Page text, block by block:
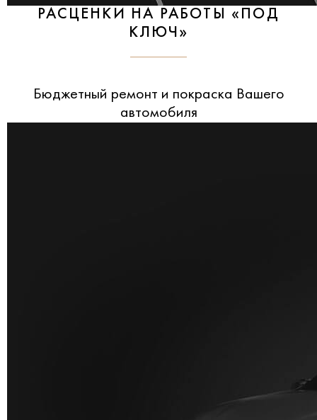
РАСЦЕНКИ НА РАБОТЫ «ПОД
КЛЮЧ»
Бюджетный ремонт и покраска Вашего
автомобиля